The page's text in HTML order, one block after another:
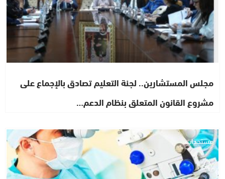
مجلس المستشارين.. لجنة التعليم تصادق بالإجماع على
مشروع القانون المتعلق بنظام الدعم…
مستجدات